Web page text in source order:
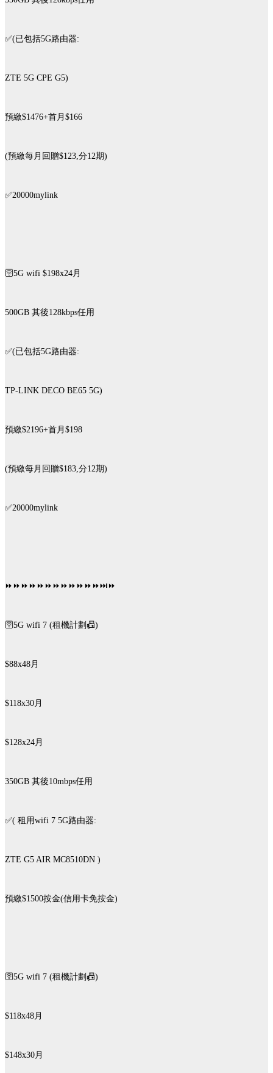
✅(已包括5G路由器:
ZTE 5G CPE G5)
預繳$1476+首月$166
(預繳每月回贈$123,分12期)
✅️20000mylink
🛜5G wifi $198x24月
500GB 其後128kbps任用
✅(已包括5G路由器:
TP-LINK DECO BE65 5G)
預繳$2196+首月$198
(預繳每月回贈$183,分12期)
✅️20000mylink
⏩️⏩️⏩️⏩️⏩️⏩️⏩️⏩️⏩️⏩️⏩️⏩️⏭️⏩️
🛜5G wifi 7 (租機計劃📠)
$88x48月
$118x30月
$128x24月
350GB 其後10mbps任用
✅( 租用wifi 7 5G路由器:
ZTE G5 AIR MC8510DN )
預繳$1500按金(信用卡免按金)
🛜5G wifi 7 (租機計劃📠)
$118x48月
$148x30月